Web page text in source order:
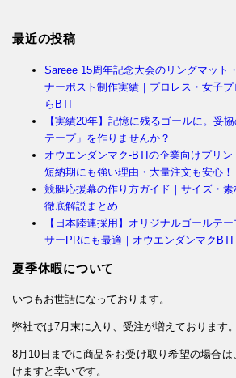
最近の投稿
Sareee 15周年記念大会のリングマット
ナーポスト制作実績｜プロレス・女子
らBTI
【実績20年】記憶に残るゴールに。妥
テープ」を作りませんか？
オウエンダンマク-BTIの企業向けプリン
短納期にも強い理由・大量注文も安心！
競艇応援幕の作り方ガイド｜サイズ・
徹底解説まとめ
【日本陸連採用】オリジナルゴールテ
サーPRにも最適｜オウエンダンマクBTI
夏季休暇について
いつもお世話になっております。
弊社では7月末に入り、受注が増えております。
8月10日までに商品をお受け取り希望の場合
けますと幸いです。